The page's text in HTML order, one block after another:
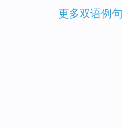
更多双语例句